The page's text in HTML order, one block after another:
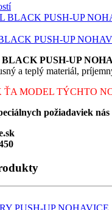
PUSH-UP
PUSH-UP
a teplý materiál,
ŤA MODEL TÝCHTO
požiadaviek